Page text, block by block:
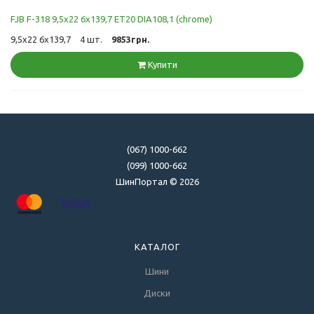
FJB F-318 9,5x22 6x139,7 ET20 DIA108,1 (chrome)
9,5x22 6x139,7 4 шт. 9853грн.
Купити
(067) 1000-662
(099) 1000-662
ШинПортал © 2026
КАТАЛОГ
Шини
Диски